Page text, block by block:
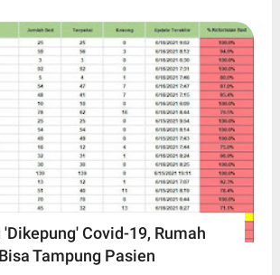
'Dikepung' Covid-19, Rumah
Tampung Pasien